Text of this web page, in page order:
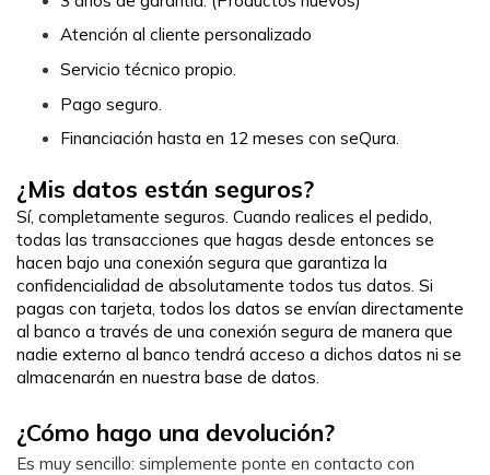
Atención al cliente personalizado
Servicio técnico propio.
Pago seguro.
Financiación hasta en 12 meses con seQura.
¿Mis datos están seguros?
Sí, completamente seguros. Cuando realices el pedido,
todas las transacciones que hagas desde entonces se
hacen bajo una conexión segura que garantiza la
confidencialidad de absolutamente todos tus datos. Si
pagas con tarjeta, todos los datos se envían directamente
al banco a través de una conexión segura de manera que
nadie externo al banco tendrá acceso a dichos datos ni se
almacenarán en nuestra base de datos.
¿Cómo hago una devolución?
Es muy sencillo: simplemente ponte en contacto con